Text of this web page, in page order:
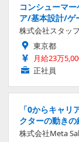
コンシューマ
ア/基本設計/ゲ
株式会社スタッ
東京都
月給23万
正社員
「0からキャ
クターの動き
株式会社Meta